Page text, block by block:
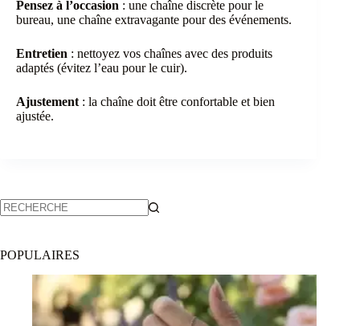
Pensez à l’occasion : une chaîne discrète pour le
bureau, une chaîne extravagante pour des événements.
Entretien : nettoyez vos chaînes avec des produits
adaptés (évitez l’eau pour le cuir).
Ajustement : la chaîne doit être confortable et bien
ajustée.
POPULAIRES